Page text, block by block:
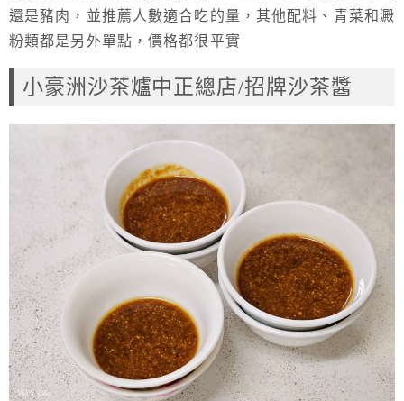
還是豬肉，並推薦人數適合吃的量，其他配料、青菜和澱
粉類都是另外單點，價格都很平實
小豪洲沙茶爐中正總店/招牌沙茶醬